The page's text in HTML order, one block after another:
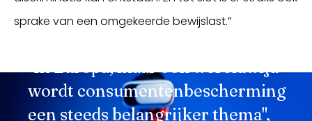
sprake van een omgekeerde bewijslast.”
wordt consumentenbescherming
een steeds belangrijker thema",